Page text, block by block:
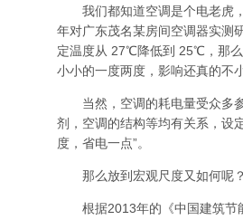
我们都知道空调是个电老虎，
年对广东茂名某房间空调器实
定温度从 27℃降低到 25℃，那么
小小的一度两度，影响还真的不
当然，空调的耗电量受众多参
剂，空调的结构等均有关系，设
度，省电一点”。
那么放到宏观尺度又如何呢
根据2013年的《中国建筑节